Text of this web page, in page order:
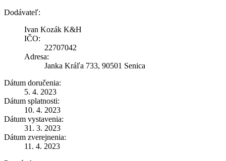
Dodávateľ:
Ivan Kozák K&H
IČO:
22707042
Adresa:
Janka Kráľa 733, 90501 Senica
Dátum doručenia:
5. 4. 2023
Dátum splatnosti:
10. 4. 2023
Dátum vystavenia:
31. 3. 2023
Dátum zverejnenia:
11. 4. 2023